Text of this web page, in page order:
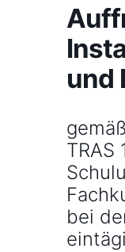
und
TRAS
bei